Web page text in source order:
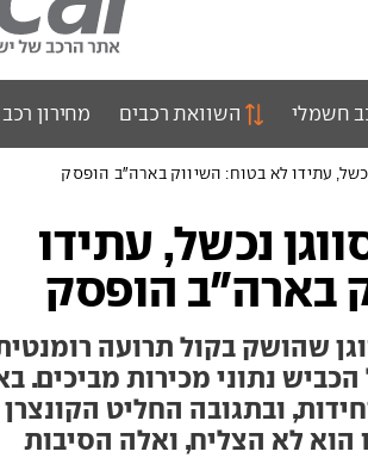
חשמלי השוואת רכבים מחירון רכב
עתידו לא בטוח: השיווק בארה"ב הופסק
נכשל, עתידו
בארה"ב הופסק
שהושק בקול תרועה
נתוני מכירות מביכים.
ובתגובה החליט
לא הצליח, ואלה הסיבות